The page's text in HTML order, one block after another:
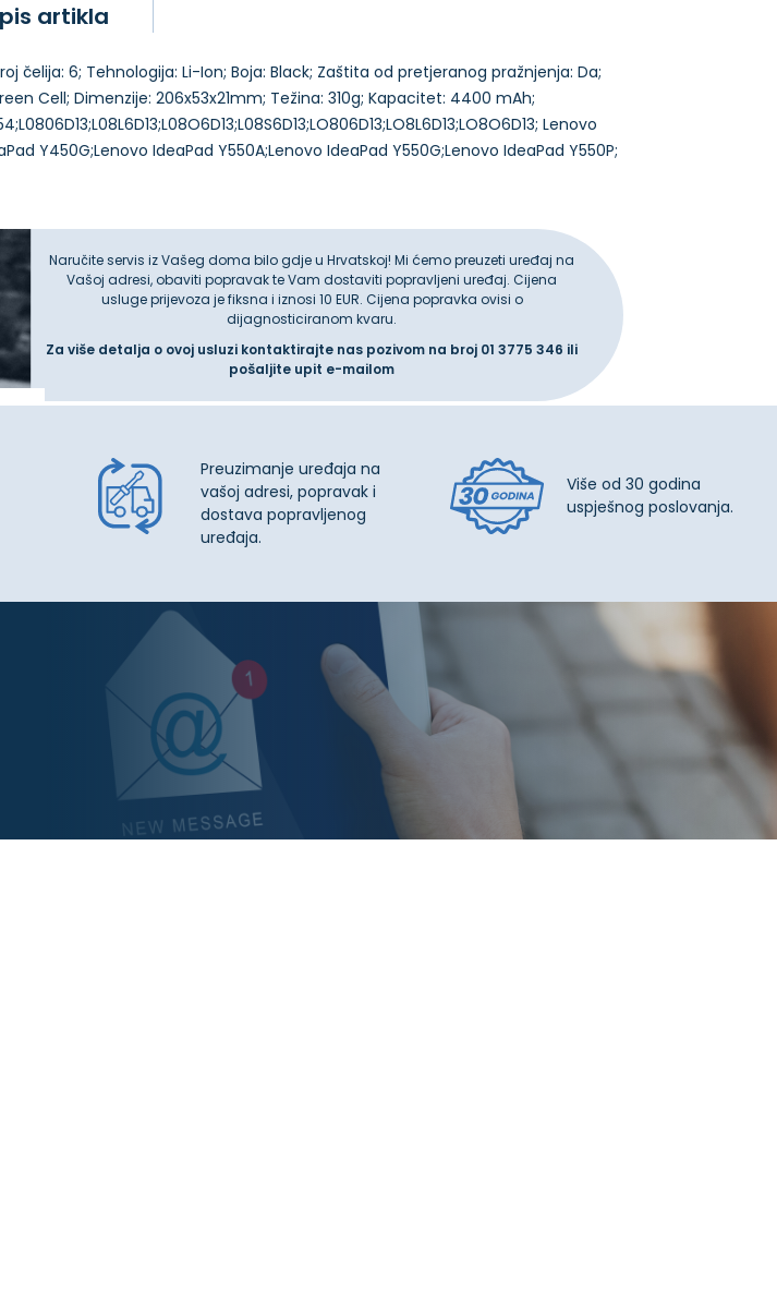
artikla
čelija: 6; Tehnologija: Li-Ion; Boja: Black; Zaštita od pretjeranog pražnjenja: Da;
Cell; Dimenzije: 206x53x21mm; Težina: 310g; Kapacitet: 4400 mAh;
Lenovo
Naručite servis iz Vašeg doma bilo gdje u Hrvatskoj! Mi ćemo preuzeti uređaj na
Vašoj adresi, obaviti popravak te Vam dostaviti popravljeni uređaj. Cijena
usluge prijevoza je fiksna i iznosi 10 EUR. Cijena popravka ovisi o
dijagnosticiranom kvaru.
Za više detalja o ovoj usluzi kontaktirajte nas pozivom na broj 01 3775 346 ili
pošaljite upit e-mailom
Preuzimanje uređaja na
vašoj adresi, popravak i
dostava popravljenog
uređaja.
Više od 30 godina
uspješnog poslovanja.